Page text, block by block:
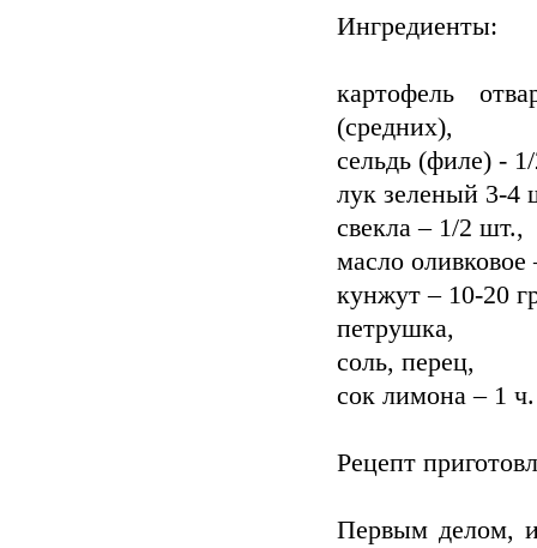
Ингредиенты:
картофель
(средних),
сельдь (филе) -
лук зеленый 3-4
свекла – 1/2 шт.,
масло оливковое
кунжут – 10-20
петрушка,
соль, перец,
сок лимона – 1
Рецепт
Первым делом,